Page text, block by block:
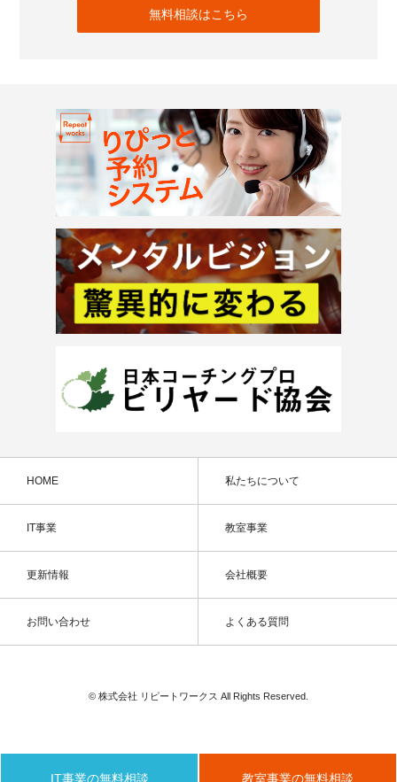
無料相談はこちら
HOME 私たちについて
IT事業 教室事業
更新情報 会社概要
お問い合わせ よくある質問
© 株式会社 リピートワークス All Rights Reserved.
IT事業の無料相談 教室事業の無料相談